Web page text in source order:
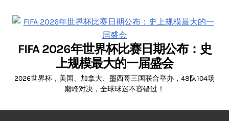
FIFA 2026年世界杯比赛日期公布：史
上规模最大的一届盛会
2026世界杯，美国、加拿大、墨西哥三国联合举办，48队104场
巅峰对决，全球球迷不容错过！